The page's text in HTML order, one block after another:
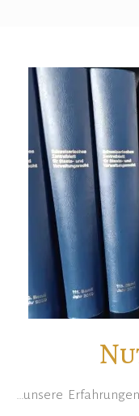
…unsere